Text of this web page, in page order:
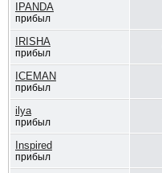
IPANDA
прибыл
IRISHA
прибыл
ICEMAN
прибыл
ilya
прибыл
Inspired
прибыл